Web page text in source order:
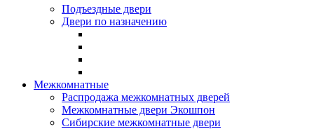
Подъездные двери
Двери по назначению
Межкомнатные
Распродажа межкомнатных дверей
Межкомнатные двери Экошпон
Сибирские межкомнатные двери